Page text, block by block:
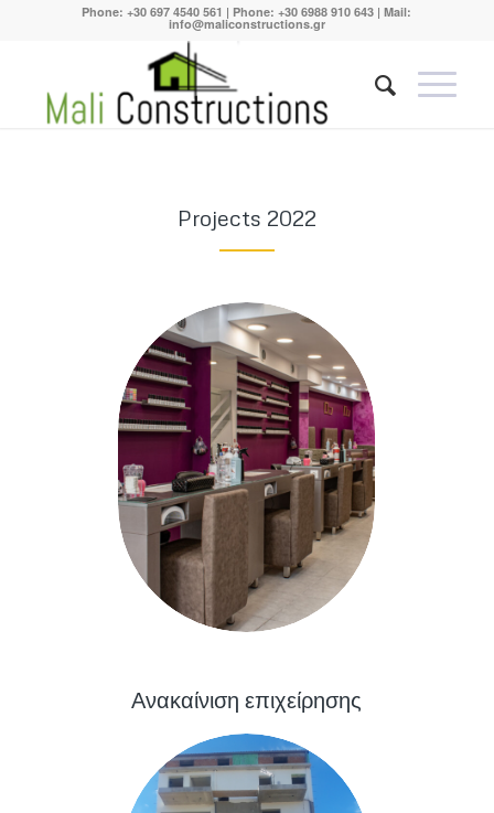
Phone:+30 697 4540 561 | Phone:+30 6988 910 643 | Mail:
info@maliconstructions.gr
Projects 2022
Ανακαίνιση επιχείρησης